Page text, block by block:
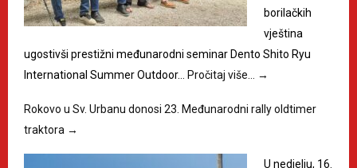
borilačkih
vještina
ugostivši prestižni međunarodni seminar Dento Shito Ryu
International Summer Outdoor… Pročitaj više… →
Rokovo u Sv. Urbanu donosi 23. Međunarodni rally oldtimer
traktora →
U nedjelju, 16.